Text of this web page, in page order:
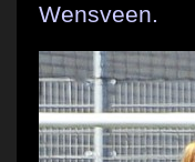
Wensveen.